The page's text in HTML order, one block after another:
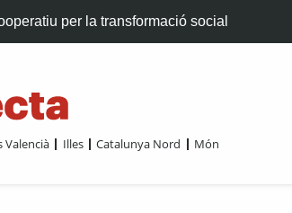
per la transformació social
Valencià Illes Catalunya Nord Món